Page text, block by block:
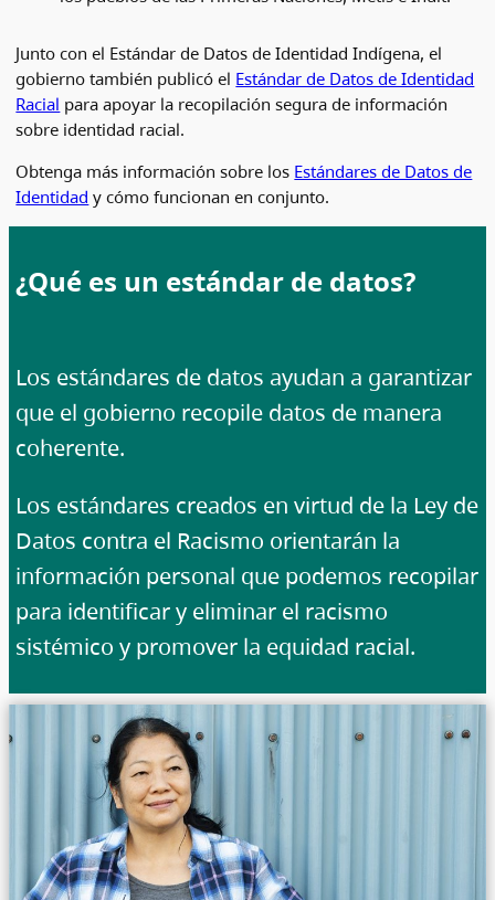
Junto con el Estándar de Datos de Identidad Indígena, el
gobierno también publicó el Estándar de Datos de Identidad
Racial para apoyar la recopilación segura de información
sobre identidad racial.
Obtenga más información sobre los Estándares de Datos de
Identidad y cómo funcionan en conjunto.
¿Qué es un estándar de datos?
Los estándares de datos ayudan a garantizar
que el gobierno recopile datos de manera
coherente.
Los estándares creados en virtud de la Ley de
Datos contra el Racismo orientarán la
información personal que podemos recopilar
para identificar y eliminar el racismo
sistémico y promover la equidad racial.